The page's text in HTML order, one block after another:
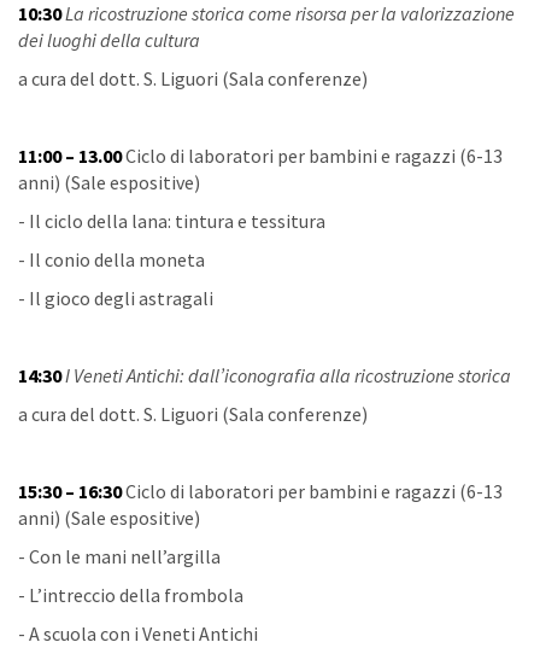
10:30La ricostruzione storica come risorsa per la valorizzazione
dei luoghi della cultura
a cura del dott. S. Liguori (Sala conferenze)
11:00 – 13.00Ciclo di laboratori per bambini e ragazzi (6-13
anni) (Sale espositive)
- Il ciclo della lana: tintura e tessitura
- Il conio della moneta
- Il gioco degli astragali
14:30I Veneti Antichi: dall’iconografia alla ricostruzione storica
a cura del dott. S. Liguori (Sala conferenze)
15:30 – 16:30Ciclo di laboratori per bambini e ragazzi (6-13
anni) (Sale espositive)
- Con le mani nell’argilla
- L’intreccio della frombola
- A scuola con i Veneti Antichi